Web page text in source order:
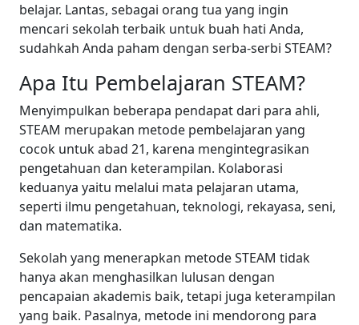
belajar. Lantas, sebagai orang tua yang ingin
mencari sekolah terbaik untuk buah hati Anda,
sudahkah Anda paham dengan serba-serbi STEAM?
Apa Itu Pembelajaran STEAM?
Menyimpulkan beberapa pendapat dari para ahli,
STEAM merupakan metode pembelajaran yang
cocok untuk abad 21, karena mengintegrasikan
pengetahuan dan keterampilan. Kolaborasi
keduanya yaitu melalui mata pelajaran utama,
seperti ilmu pengetahuan, teknologi, rekayasa, seni,
dan matematika.
Sekolah yang menerapkan metode STEAM tidak
hanya akan menghasilkan lulusan dengan
pencapaian akademis baik, tetapi juga keterampilan
yang baik. Pasalnya, metode ini mendorong para